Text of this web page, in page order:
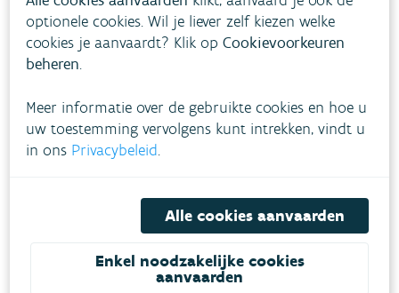
veiligheid, natuur, landbouw
en drinkwaterproductie. Een aantal kleinere
pompgemalen langs de winterdijk van
hoogwater zodat ze maximaal blijven
functioneren.
Naast deze maatregelen op korte termijn werkt
de VMM samen met de partners van het integraal
waterbeleid in het IJzerbekken een
meerjarenprogramma uit.
optionele cookies. Wil je liever zelf kiezen welke
cookies je aanvaardt? Klik opCookievoorkeuren
beheren.
Meer informatie over de gebruikte cookies en hoe u
uw toestemming vervolgens kunt intrekken, vindt u
in ons Privacybeleid.
Alle cookies aanvaarden
Enkel noodzakelijke cookies
aanvaarden